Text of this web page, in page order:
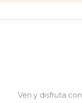
Ven y disfruta